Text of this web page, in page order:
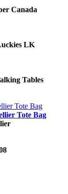
Canada
LK
Tables
Tote Bag